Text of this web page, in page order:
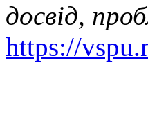
досвід,
https://